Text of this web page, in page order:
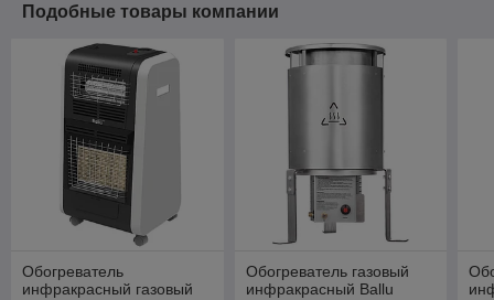
Подобные товары компании
Обогреватель
инфракрасный газовый
Обогреватель газовый
инфракрасный Ballu